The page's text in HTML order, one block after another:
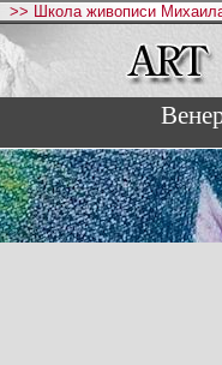
>> Школа живописи